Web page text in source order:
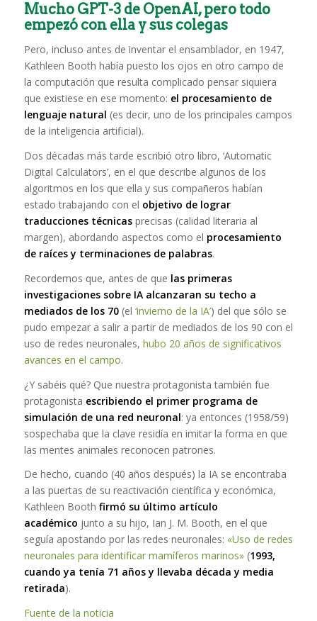
Mucho GPT-3 de OpenAI, pero todo
empezó con ella y sus colegas
Pero, incluso antes de inventar el ensamblador, en 1947,
Kathleen Booth había puesto los ojos en otro campo de
la computación que resulta complicado pensar siquiera
que existiese en ese momento: el procesamiento de
lenguaje natural (es decir, uno de los principales campos
de la inteligencia artificial).
Dos décadas más tarde escribió otro libro, ‘Automatic
Digital Calculators’, en el que describe algunos de los
algoritmos en los que ella y sus compañeros habían
estado trabajando con el objetivo de lograr
traducciones técnicasprecisas (calidad literaria al
margen), abordando aspectos como el procesamiento
de raíces y terminaciones de palabras.
Recordemos que, antes de que las primeras
investigaciones sobre IA alcanzaran su techo a
mediados de los 70(el ‘invierno de la IA’) del que sólo se
pudo empezar a salir a partir de mediados de los 90 con el
uso de redes neuronales, hubo 20 años de significativos
avances en el campo.
¿Y sabéis qué? Que nuestra protagonista también fue
protagonista escribiendo el primer programa de
simulación de una red neuronal: ya entonces (1958/59)
sospechaba que la clave residía en imitar la forma en que
las mentes animales reconocen patrones.
De hecho, cuando (40 años después) la IA se encontraba
a las puertas de su reactivación científica y económica,
Kathleen Booth firmó su último artículo
académico junto a su hijo, Ian J. M. Booth, en el que
seguía apostando por las redes neuronales: «Uso de redes
neuronales para identificar mamíferos marinos»(1993,
cuando ya tenía 71 años y llevaba década y media
retirada).
Fuente de la noticia